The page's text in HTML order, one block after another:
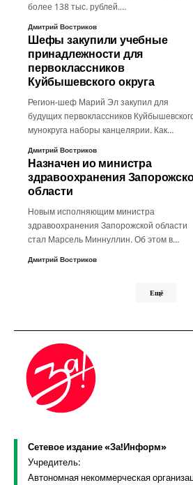
более 138 тыс. рублей.…
Дмитрий Востриков
Шефы закупили учебные
принадлежности для
первоклассников
Куйбышевского округа
Регион-шеф Марий Эл закупил для
будущих первоклассников
мунокруга наборы канцелярии. Как…
Дмитрий Востриков
Назначен ио министра
здравоохранения
области
Новым исполняющим министра
здравоохранения Запорожской области
стал Марсель Миннуллин. Об этом в…
Дмитрий Востриков
Ещё
Сетевое издание «За!Информ»
Учредитель:
Автономная некоммерческая